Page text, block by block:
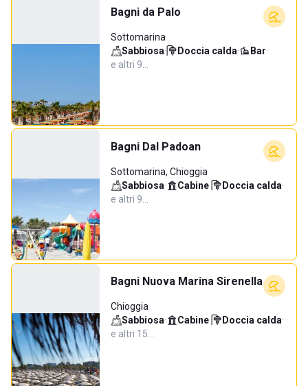
Bagni da Palo
Sottomarina
Sabbiosa· Doccia calda· Bar·
e altri 9…
Bagni Dal Padoan
Sottomarina, Chioggia
Sabbiosa· Cabine· Doccia calda·
e altri 9…
Bagni Nuova Marina Sirenella
Chioggia
Sabbiosa· Cabine· Doccia calda·
e altri 15…